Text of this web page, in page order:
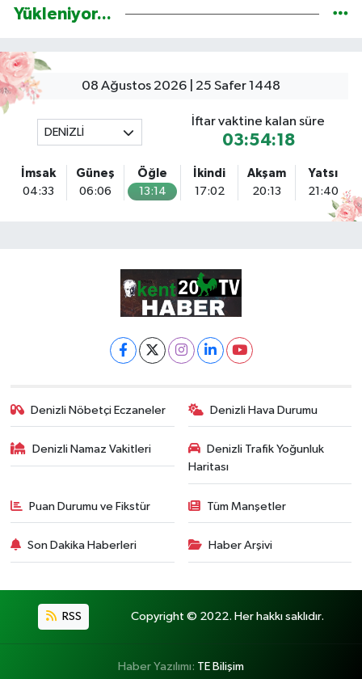
Yükleniyor...
08 Ağustos 2026 | 25 Safer 1448
DENİZLİ
İftar vaktine kalan süre
03:54:17
İmsak
04:33
Güneş
06:06
Öğle
13:14
İkindi
17:02
Akşam
20:13
Yatsı
21:40
Denizli Nöbetçi Eczaneler Denizli Hava Durumu
Denizli Namaz Vakitleri
Denizli Trafik Yoğunluk
Haritası
Puan Durumu ve Fikstür Tüm Manşetler
Son Dakika Haberleri Haber Arşivi
RSS Copyright © 2022. Her hakkı saklıdır.
Haber Yazılımı: TE Bilişim